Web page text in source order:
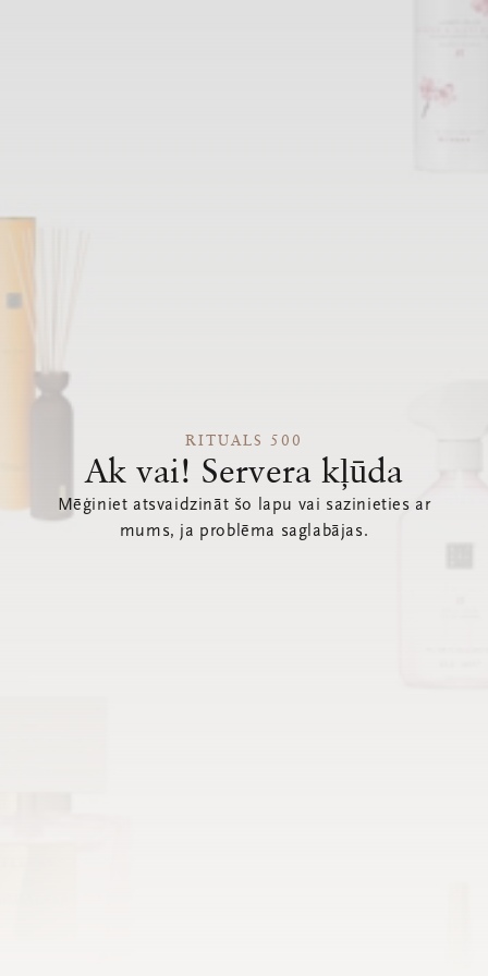
RITUALS 500
Ak vai! Servera kļūda
Mēģiniet atsvaidzināt šo lapu vai sazinieties ar
mums, ja problēma saglabājas.